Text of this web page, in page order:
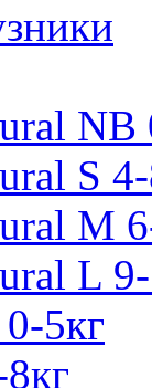
NB
S
M
L
5кг